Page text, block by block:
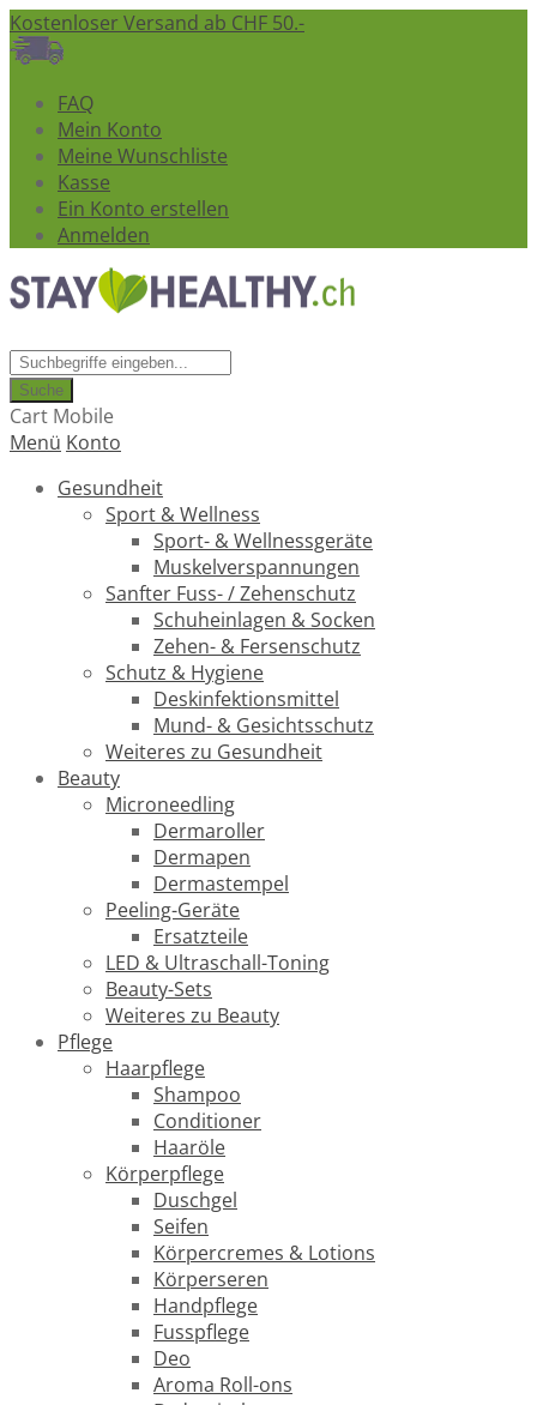
Kostenloser Versand ab CHF 50.-
FAQ
Mein Konto
Meine Wunschliste
Kasse
Ein Konto erstellen
Anmelden
Suche
Cart Mobile
Menü Konto
Gesundheit
Sport & Wellness
Sport- & Wellnessgeräte
Muskelverspannungen
Sanfter Fuss- / Zehenschutz
Schuheinlagen & Socken
Zehen- & Fersenschutz
Schutz & Hygiene
Deskinfektionsmittel
Mund- & Gesichtsschutz
Weiteres zu Gesundheit
Beauty
Microneedling
Dermaroller
Dermapen
Dermastempel
Peeling-Geräte
Ersatzteile
LED & Ultraschall-Toning
Beauty-Sets
Weiteres zu Beauty
Pflege
Haarpflege
Shampoo
Conditioner
Haaröle
Körperpflege
Duschgel
Seifen
Körpercremes & Lotions
Körperseren
Handpflege
Fusspflege
Deo
Aroma Roll-ons